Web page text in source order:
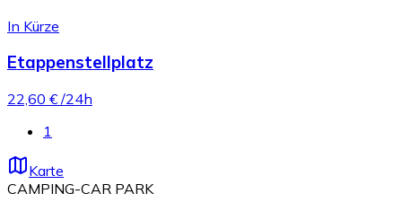
In Kürze
Etappenstellplatz
22,60 € /24h
1
Karte
CAMPING-CAR PARK